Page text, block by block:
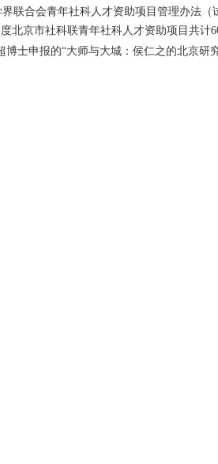
联合会青年社科人才资助项目管理办法（
北京市社科联青年社科人才资助项目共计
博士申报的“大师与大城：侯仁之的北京研